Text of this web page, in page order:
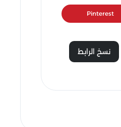
Pinterest
نسخ الرابط